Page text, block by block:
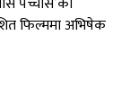
फिल्ममा अभिषेक